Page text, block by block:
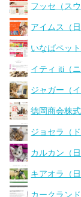
フッセ（ス
アイムス（
いなばペッ
イティ iti（
ジャガー（イ
徳岡商会株
ジョセラ（ド
カルカン（
キアオラ（
カークラン